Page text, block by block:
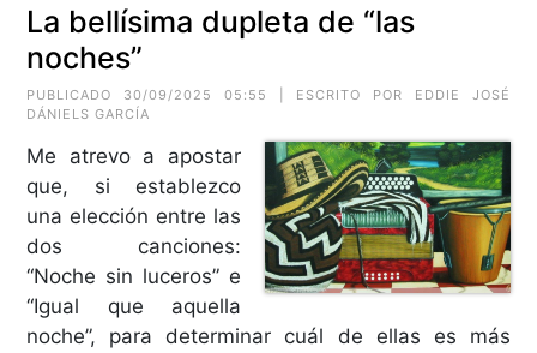
La bellísima dupleta de “las
noches”
PUBLICADO 30/09/2025 05:55 | ESCRITO POR EDDIE JOSÉ
DÁNIELS GARCÍA
Me atrevo a apostar
que, si establezco
una elección entre las
dos canciones:
“Noche sin luceros” e
“Igual que aquella
noche”, para determinar cuál de ellas es más